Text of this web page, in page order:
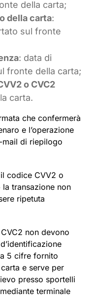
della carta;
della carta:
sul fronte
: data di
fronte della carta;
o CVC2
carta.
che confermerà
e l’operazione
mail di riepilogo
codice CVV2 o
la transazione non
ripetuta
non devono
5 cifre fornito
e serve per
presso sportelli
terminale